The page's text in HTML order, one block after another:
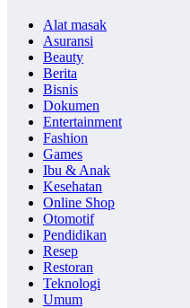
Alat masak
Asuransi
Beauty
Berita
Bisnis
Dokumen
Entertainment
Fashion
Games
Ibu & Anak
Kesehatan
Online Shop
Otomotif
Pendidikan
Resep
Restoran
Teknologi
Umum